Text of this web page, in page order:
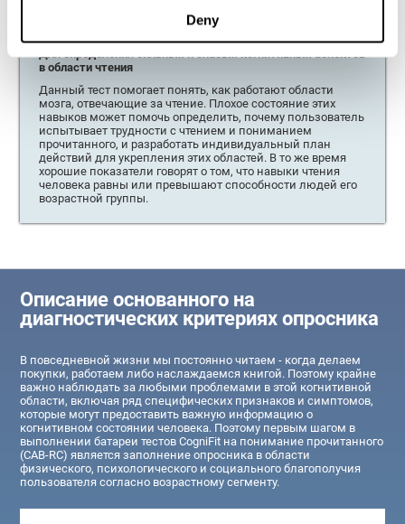
Deny
рекомендации по обучению ребёнка чтению.
Для определения сильных и слабых когнитивных аспектов
в области чтения
Данный тест помогает понять, как работают области
мозга, отвечающие за чтение. Плохое состояние этих
навыков может помочь определить, почему пользователь
испытывает трудности с чтением и пониманием
прочитанного, и разработать индивидуальный план
действий для укрепления этих областей. В то же время
хорошие показатели говорят о том, что навыки чтения
человека равны или превышают способности людей его
возрастной группы.
Описание основанного на
диагностических критериях опросника
В повседневной жизни мы постоянно читаем - когда делаем
покупки, работаем либо наслаждаемся книгой. Поэтому крайне
важно наблюдать за любыми проблемами в этой когнитивной
области, включая ряд специфических признаков и симптомов,
которые могут предоставить важную информацию о
когнитивном состоянии человека. Поэтому первым шагом в
выполнении батареи тестов CogniFit на понимание прочитанного
(CAB-RC) является заполнение опросника в области
физического, психологического и социального благополучия
пользователя согласно возрастному сегменту.